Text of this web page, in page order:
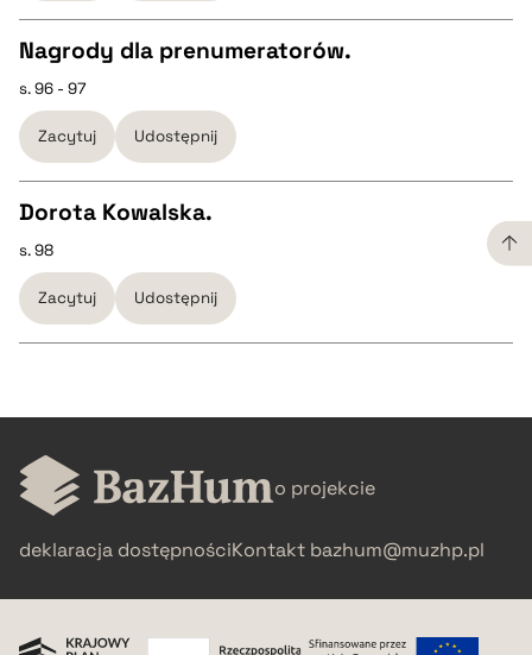
BIBTEX
pobierz cytat
CZYSTY TEKST
pobierz cytat
BIBTEX
pobierz cytat
Nagrody dla prenumeratorów.
s. 96 - 97
Zacytuj Udostępnij
CZYSTY TEKST
pobierz cytat
pobierz cytat
Dorota Kowalska.
s. 98
Zacytuj Udostępnij
CZYSTY TEKST
pobierz cytat
BIBTEX
o projekcie
deklaracja dostępnościKontakt bazhum@muzhp.pl